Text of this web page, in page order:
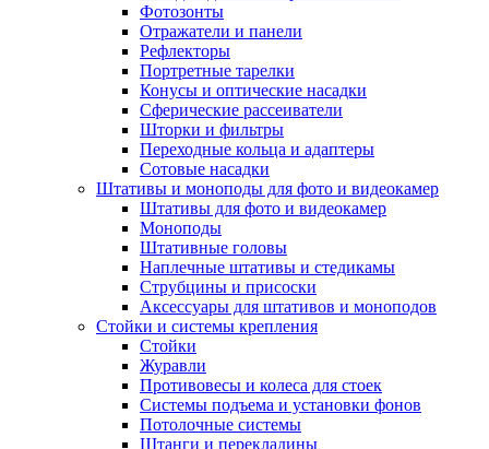
Фотозонты
Отражатели и панели
Рефлекторы
Портретные тарелки
Конусы и оптические насадки
Сферические рассеиватели
Шторки и фильтры
Переходные кольца и адаптеры
Сотовые насадки
Штативы и моноподы для фото и видеокамер
Штативы для фото и видеокамер
Моноподы
Штативные головы
Наплечные штативы и стедикамы
Струбцины и присоски
Аксессуары для штативов и моноподов
Стойки и системы крепления
Стойки
Журавли
Противовесы и колеса для стоек
Системы подъема и установки фонов
Потолочные системы
Штанги и перекладины